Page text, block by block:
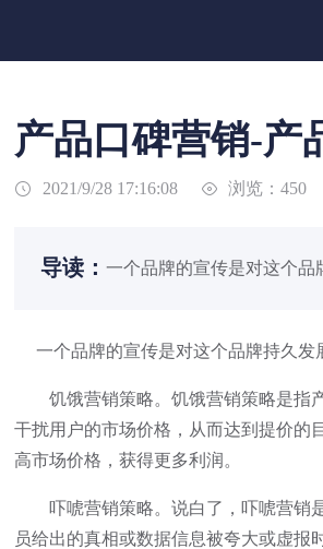
产品口碑营销-产
 2021/9/28 17:16:08  浏览：450
导读：一个品牌的宣传是对这个
一个品牌的宣传是对这个品牌持久发
饥饿营销策略。饥饿营销策略是指产
干扰用户的市场价格，从而达到提价的
高市场价格，获得更多利润。
吓唬营销策略。说白了，吓唬营销是
员给出的真相或数据信息被夸大或虚报